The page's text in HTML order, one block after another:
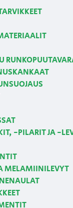
-PILARIT JA -
MELAMIINILEVYT